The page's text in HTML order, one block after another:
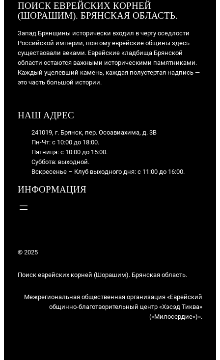
ПОИСК ЕВРЕЙСКИХ КОРНЕЙ
(ШОРАШИМ). БРЯНСКАЯ ОБЛАСТЬ.
Запад Брянщины исторически входил в черту оседлости
Российской империи, поэтому еврейские общины здесь
существовали веками. Еврейские кладбища Брянской
области остаются важными историческими памятниками.
Каждый уцелевший камень, каждая полустертая надпись —
это часть большой истории.
НАШ АДРЕС
241019, г. Брянск, пер. Осоавиахима, д. 3В
Пн-Чт: с 10:00 до 18:00.
Пятница: с 10:00 до 15:00.
Суббота: выходной.
Вскресенье – Клуб выходного дня: с 11:00 до 16:00.
ИНФОРМАЦИЯ
© 2025
Поиск еврейских корней (Шорашим). Брянская область.
Межрегиональная общественная организация «Еврейский
общинно-благотворительный центр «Хэсэд Тиква»
(«Милосердие»)».